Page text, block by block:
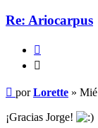
Re: Ariocarpus
Mensaje
porLorette »
¡Gracias Jorge!